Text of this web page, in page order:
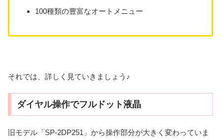
100種類の豊富なオートメニュー
それでは、詳しく見ていきましょう♪
ダイヤル操作でフルドット液晶
旧モデル「SP-2DP251」から操作部分が大きく変わっていま